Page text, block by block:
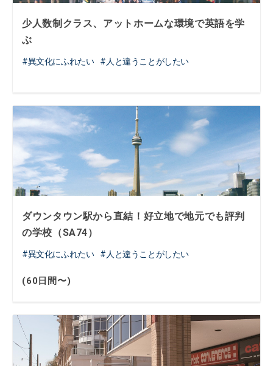
少人数制クラス、アットホームな環境で英語を学
ぶ
異文化にふれたい 人と違うことがしたい
ダウンタウン駅から直結！好立地で地元でも評判
の学校（SA74）
異文化にふれたい 人と違うことがしたい
(60日間〜)